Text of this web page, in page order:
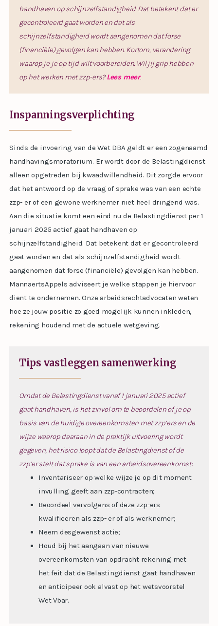
handhaven op schijnzelfstandigheid. Dat betekent dat er
gecontroleerd gaat worden en dat als
schijnzelfstandigheid wordt aangenomen dat forse
(financiële) gevolgen kan hebben. Kortom, verandering
waarop je je op tijd wilt voorbereiden. Wil jij grip hebben
op het werken met zzp-ers?Lees meer.
Inspanningsverplichting
Sinds de invoering van de Wet DBA geldt er een zogenaamd
handhavingsmoratorium. Er wordt door de Belastingdienst
alleen opgetreden bij kwaadwillendheid. Dit zorgde ervoor
dat het antwoord op de vraag of sprake was van een echte
zzp- er of een gewone werknemer niet heel dringend was.
Aan die situatie komt een eind nu de Belastingdienst per 1
januari 2025 actief gaat handhaven op
schijnzelfstandigheid. Dat betekent dat er gecontroleerd
gaat worden en dat als schijnzelfstandigheid wordt
aangenomen dat forse (financiële) gevolgen kan hebben.
MannaertsAppels adviseert je welke stappen je hiervoor
dient te ondernemen. Onze arbeidsrechtadvocaten weten
hoe ze jouw positie zo goed mogelijk kunnen inkleden,
rekening houdend met de actuele wetgeving.
Tips vastleggen samenwerking
Omdat de Belastingdienst vanaf 1 januari 2025 actief
gaat handhaven, is het zinvol om te beoordelen of je op
basis van de huidige overeenkomsten met zzp’ers en de
wijze waarop daaraan in de praktijk uitvoering wordt
gegeven, het risico loopt dat de Belastingdienst of de
zzp’er stelt dat sprake is van een arbeidsovereenkomst:
Inventariseer op welke wijze je op dit moment
invulling geeft aan zzp-contracten;
Beoordeel vervolgens of deze zzp-ers
kwalificeren als zzp- er of als werknemer;
Neem desgewenst actie;
Houd bij het aangaan van nieuwe
overeenkomsten van opdracht rekening met
het feit dat de Belastingdienst gaat handhaven
en anticipeer ook alvast op het wetsvoorstel
Wet Vbar.